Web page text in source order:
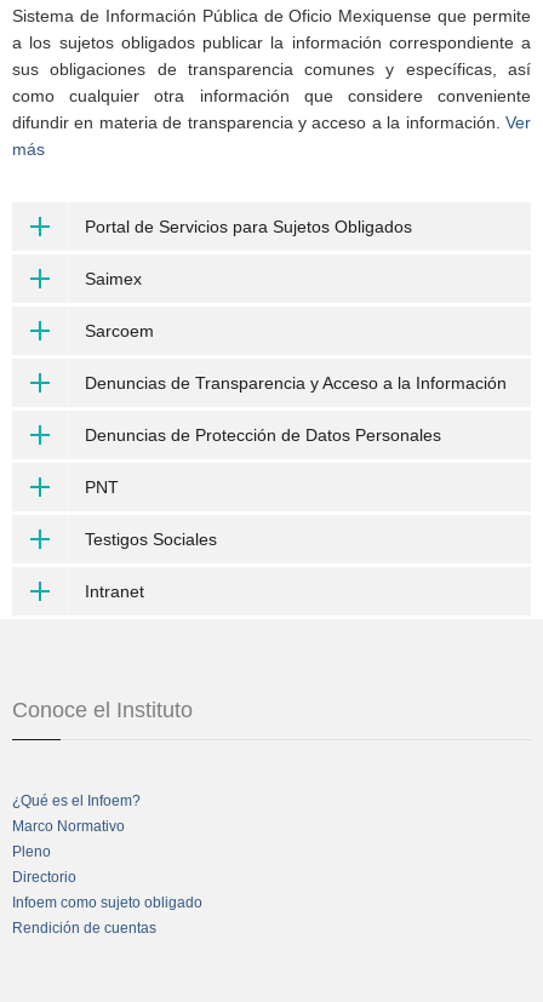
Sistema de Información Pública de Oficio Mexiquense que permite
a los sujetos obligados publicar la información correspondiente a
sus obligaciones de transparencia comunes y específicas, así
como cualquier otra información que considere conveniente
difundir en materia de transparencia y acceso a la información. Ver
más
Portal de Servicios para Sujetos Obligados
Saimex
Sarcoem
Denuncias de Transparencia y Acceso a la Información
Denuncias de Protección de Datos Personales
PNT
Testigos Sociales
Intranet
Conoce el Instituto
¿Qué es el Infoem?
Marco Normativo
Pleno
Directorio
Infoem como sujeto obligado
Rendición de cuentas